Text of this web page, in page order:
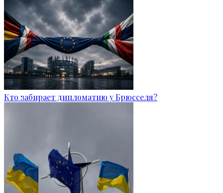
Кто забирает дипломатию у Брюсселя?